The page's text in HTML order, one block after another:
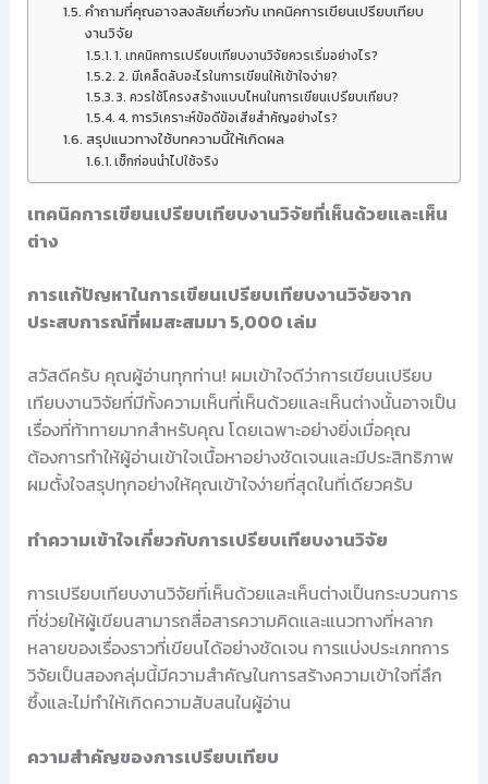
คำถามที่คุณอาจสงสัยเกี่ยวกับ เทคนิคการเขียนเปรียบเทียบ
งานวิจัย
1. เทคนิคการเปรียบเทียบงานวิจัยควรเริ่มอย่างไร?
2. มีเคล็ดลับอะไรในการเขียนให้เข้าใจง่าย?
3. ควรใช้โครงสร้างแบบไหนในการเขียนเปรียบเทียบ?
4. การวิเคราะห์ข้อดีข้อเสียสำคัญอย่างไร?
สรุปแนวทางใช้บทความนี้ให้เกิดผล
เช็กก่อนนำไปใช้จริง
เทคนิคการเขียนเปรียบเทียบงานวิจัยที่เห็นด้วยและเห็น
ต่าง
การแก้ปัญหาในการเขียนเปรียบเทียบงานวิจัยจาก
ประสบการณ์ที่ผมสะสมมา 5,000 เล่ม
สวัสดีครับ คุณผู้อ่านทุกท่าน! ผมเข้าใจดีว่าการเขียนเปรียบ
เทียบงานวิจัยที่มีทั้งความเห็นที่เห็นด้วยและเห็นต่างนั้นอาจเป็น
เรื่องที่ท้าทายมากสำหรับคุณ โดยเฉพาะอย่างยิ่งเมื่อคุณ
ต้องการทำให้ผู้อ่านเข้าใจเนื้อหาอย่างชัดเจนและมีประสิทธิภาพ
ผมตั้งใจสรุปทุกอย่างให้คุณเข้าใจง่ายที่สุดในที่เดียวครับ
ทำความเข้าใจเกี่ยวกับการเปรียบเทียบงานวิจัย
การเปรียบเทียบงานวิจัยที่เห็นด้วยและเห็นต่างเป็นกระบวนการ
ที่ช่วยให้ผู้เขียนสามารถสื่อสารความคิดและแนวทางที่หลาก
หลายของเรื่องราวที่เขียนได้อย่างชัดเจน การแบ่งประเภทการ
วิจัยเป็นสองกลุ่มนี้มีความสำคัญในการสร้างความเข้าใจที่ลึก
ซึ้งและไม่ทำให้เกิดความสับสนในผู้อ่าน
ความสำคัญของการเปรียบเทียบ